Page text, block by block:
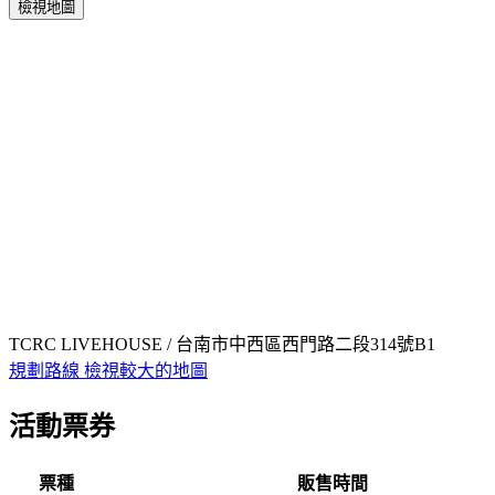
檢視地圖
TCRC LIVEHOUSE / 台南市中西區西門路二段314號B1
規劃路線 檢視較大的地圖
活動票券
票種 販售時間